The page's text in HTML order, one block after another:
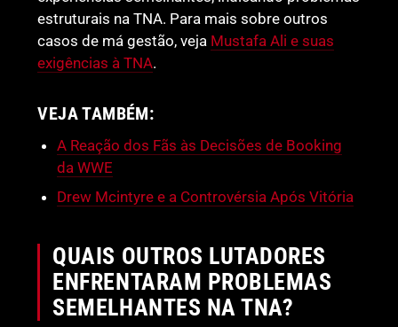
estruturais na TNA. Para mais sobre outros
casos de má gestão, veja Mustafa Ali e suas
exigências à TNA.
VEJA TAMBÉM:
A Reação dos Fãs às Decisões de Booking
da WWE
Drew Mcintyre e a Controvérsia Após Vitória
QUAIS OUTROS LUTADORES
ENFRENTARAM PROBLEMAS
SEMELHANTES NA TNA?